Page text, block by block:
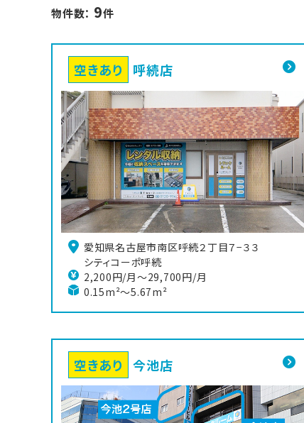
物件数： 9件
空きあり 呼続店
愛知県名古屋市南区呼続２丁目７−３３
シティコーポ呼続
2,200円/月〜29,700円/月
0.15m²～5.67m²
空きあり 今池店